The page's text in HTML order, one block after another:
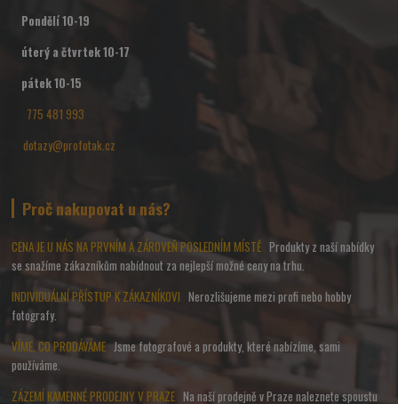
Pondělí 10-19
úterý a čtvrtek 10-17
pátek 10-15
775 481 993
dotazy@profotak.cz
Proč nakupovat u nás?
CENA JE U NÁS NA PRVNÍM A ZÁROVEŇ POSLEDNÍM MÍSTĚ Produkty z naší nabídky
se snažíme zákazníkům nabídnout za nejlepší možné ceny na trhu.
INDIVIDUÁLNÍ PŘÍSTUP K ZÁKAZNÍKOVINerozlišujeme mezi profi nebo hobby
fotografy.
VÍME, CO PRODÁVÁMEJsme fotografové a produkty, které nabízíme, sami
používáme.
ZÁZEMÍ KAMENNÉ PRODEJNY V PRAZENa naší prodejně v Praze naleznete spoustu